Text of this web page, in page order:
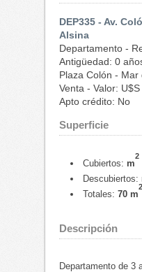
DEP335 - Av.
Alsina
Departamento -
Antigüedad: 0
Plaza Colón - Mar
Venta - Valor:
Apto crédito: No
Superficie
Cubiertos: m
2
Descubiertos:
Totales: 70 m
2
Descripción
Departamento de 3